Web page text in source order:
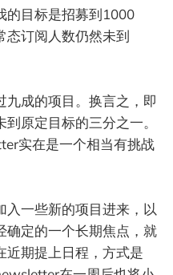
的目标是招募到1000
态订阅人数仍然未到
九成的项目。换言之，即
原定目标的三分之一。
实在是一个相当有挑战
入一些新的项目进来，以
确定的一个长期焦点，就
近期提上日程，方式是